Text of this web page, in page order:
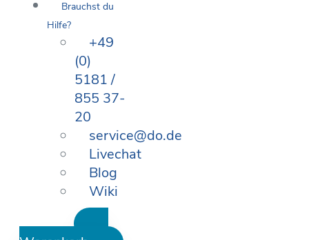
Brauchst du
Hilfe?
+49
(0)
5181 /
855 37-
20
service@do.de
Livechat
Blog
Wiki